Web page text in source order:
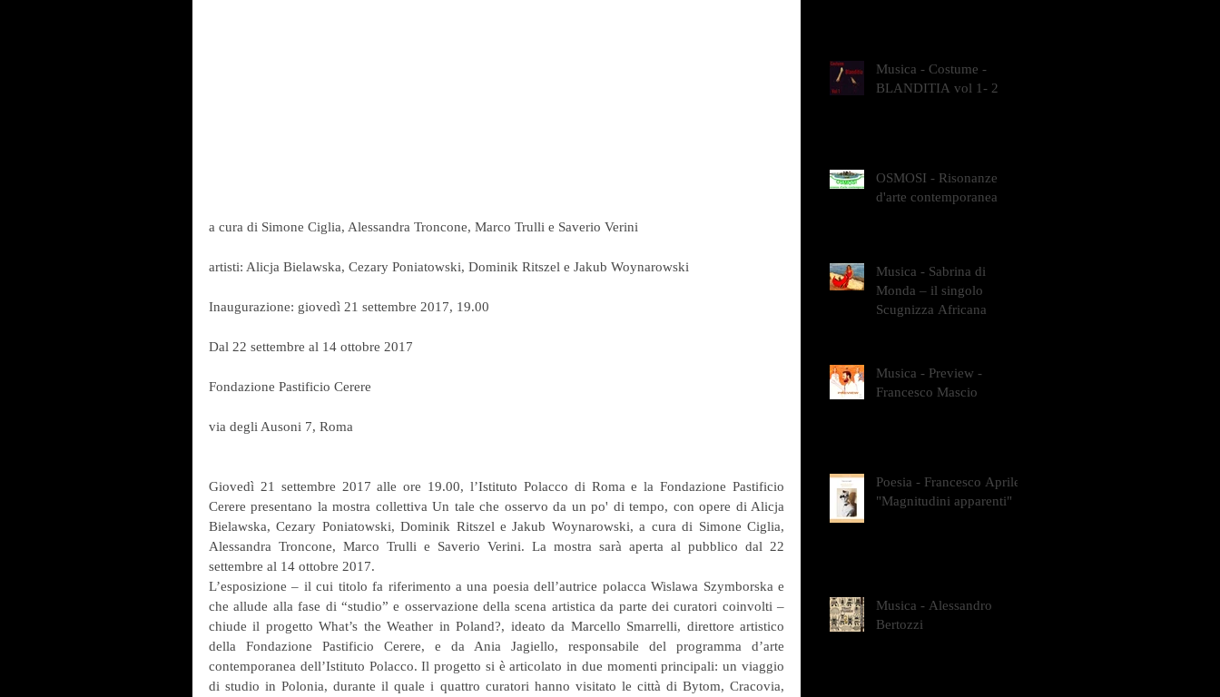
a cura di Simone Ciglia, Alessandra Troncone, Marco Trulli e Saverio Verini
artisti: Alicja Bielawska, Cezary Poniatowski, Dominik Ritszel e Jakub Woynarowski
Inaugurazione: giovedì 21 settembre 2017, 19.00
Dal 22 settembre al 14 ottobre 2017
Fondazione Pastificio Cerere
via degli Ausoni 7, Roma
Giovedì 21 settembre 2017 alle ore 19.00, l’Istituto Polacco di Roma e la Fondazione Pastificio
Cerere presentano la mostra collettiva Un tale che osservo da un po' di tempo, con opere di Alicja
Bielawska, Cezary Poniatowski, Dominik Ritszel e Jakub Woynarowski, a cura di Simone Ciglia,
Alessandra Troncone, Marco Trulli e Saverio Verini. La mostra sarà aperta al pubblico dal 22
settembre al 14 ottobre 2017.
L’esposizione – il cui titolo fa riferimento a una poesia dell’autrice polacca Wislawa Szymborska e
che allude alla fase di “studio” e osservazione della scena artistica da parte dei curatori coinvolti –
chiude il progetto What’s the Weather in Poland?, ideato da Marcello Smarrelli, direttore artistico
della Fondazione Pastificio Cerere, e da Ania Jagiello, responsabile del programma d’arte
contemporanea dell’Istituto Polacco. Il progetto si è articolato in due momenti principali: un viaggio
di studio in Polonia, durante il quale i quattro curatori hanno visitato le città di Bytom, Cracovia,
Musica - Costume -
BLANDITIA vol 1- 2
OSMOSI - Risonanze
d'arte contemporanea
Musica - Sabrina di
Monda – il singolo
Scugnizza Africana
Musica - Preview -
Francesco Mascio
Poesia - Francesco Aprile -
"Magnitudini apparenti"
Musica - Alessandro
Bertozzi